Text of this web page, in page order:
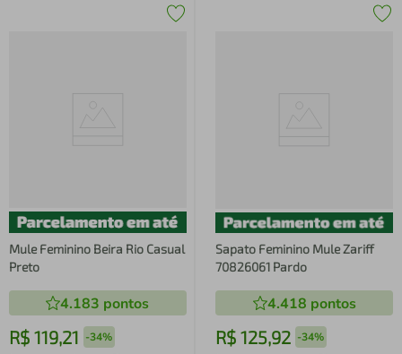
Mule Feminino Beira Rio Casual
Preto
4.183 pontos
R$ 119,21 -34%
Sapato Feminino Mule Zariff
70826061 Pardo
4.418 pontos
R$ 125,92 -34%